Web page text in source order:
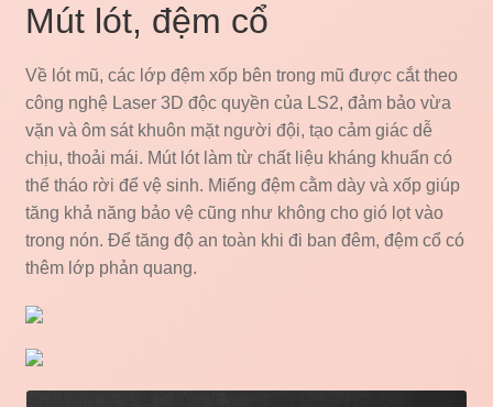
Mút lót, đệm cổ
Về lót mũ, các lớp đệm xốp bên trong mũ được cắt theo
công nghệ Laser 3D độc quyền của LS2, đảm bảo vừa
vặn và ôm sát khuôn mặt người đội, tạo cảm giác dễ
chịu, thoải mái. Mút lót làm từ chất liệu kháng khuẩn có
thể tháo rời để vệ sinh. Miếng đệm cằm dày và xốp giúp
tăng khả năng bảo vệ cũng như không cho gió lọt vào
trong nón. Để tăng độ an toàn khi đi ban đêm, đệm cổ có
thêm lớp phản quang.